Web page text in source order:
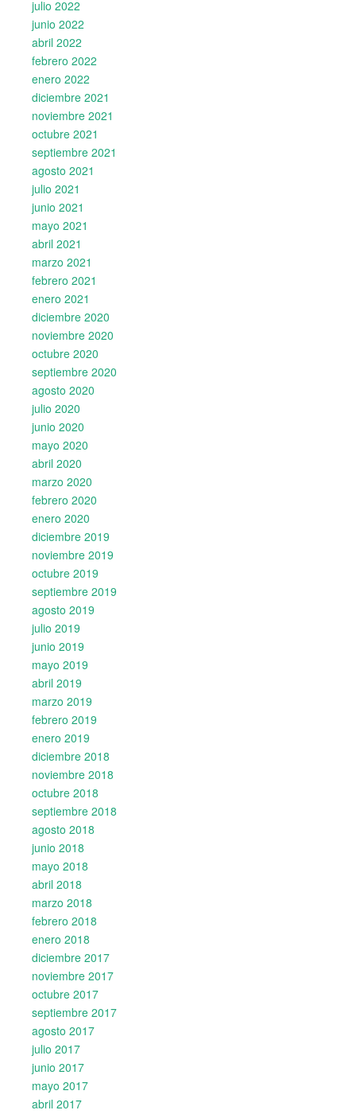
julio 2022
junio 2022
abril 2022
febrero 2022
enero 2022
diciembre 2021
noviembre 2021
octubre 2021
septiembre 2021
agosto 2021
julio 2021
junio 2021
mayo 2021
abril 2021
marzo 2021
febrero 2021
enero 2021
diciembre 2020
noviembre 2020
octubre 2020
septiembre 2020
agosto 2020
julio 2020
junio 2020
mayo 2020
abril 2020
marzo 2020
febrero 2020
enero 2020
diciembre 2019
noviembre 2019
octubre 2019
septiembre 2019
agosto 2019
julio 2019
junio 2019
mayo 2019
abril 2019
marzo 2019
febrero 2019
enero 2019
diciembre 2018
noviembre 2018
octubre 2018
septiembre 2018
agosto 2018
junio 2018
mayo 2018
abril 2018
marzo 2018
febrero 2018
enero 2018
diciembre 2017
noviembre 2017
octubre 2017
septiembre 2017
agosto 2017
julio 2017
junio 2017
mayo 2017
abril 2017